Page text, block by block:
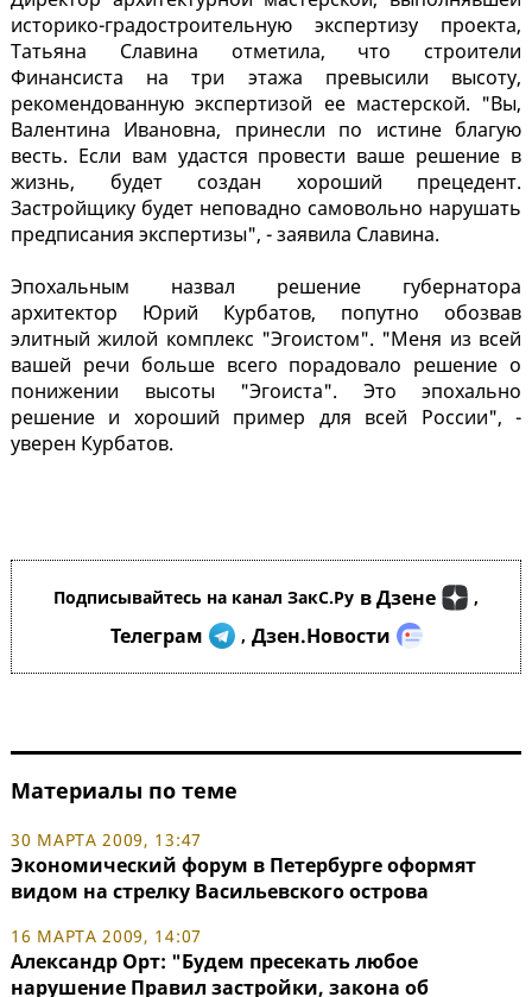
историко-градостроительную экспертизу проекта,
Татьяна Славина отметила, что строители
Финансиста на три этажа превысили высоту,
рекомендованную экспертизой ее мастерской. "Вы,
Валентина Ивановна, принесли по истине благую
весть. Если вам удастся провести ваше решение в
жизнь, будет создан хороший прецедент.
Застройщику будет неповадно самовольно нарушать
предписания экспертизы", - заявила Славина.
Эпохальным назвал решение губернатора
архитектор Юрий Курбатов, попутно обозвав
элитный жилой комплекс "Эгоистом". "Меня из всей
вашей речи больше всего порадовало решение о
понижении высоты "Эгоиста". Это эпохально
решение и хороший пример для всей России", -
уверен Курбатов.
Подписывайтесь на канал ЗакС.Ру в Дзене ,
Телеграм , Дзен.Новости
Материалы по теме
30 МАРТА 2009, 13:47
Экономический форум в Петербурге оформят
видом на стрелку Васильевского острова
16 МАРТА 2009, 14:07
Александр Орт: "Будем пресекать любое
нарушение Правил застройки, закона об